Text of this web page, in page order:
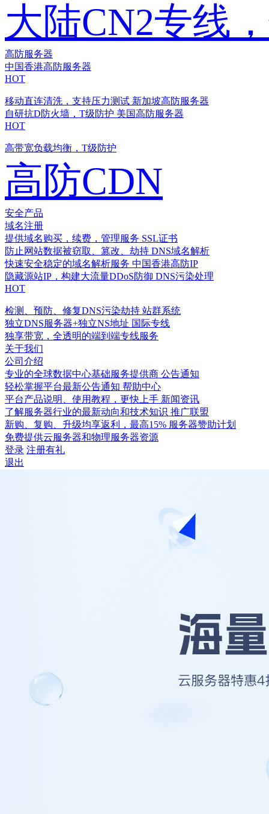
大陆CN2专线
高防服务器
中国香港高防服务器
HOT
移动直连清洗，支持压力测试 新加坡高防服务器
自研抗D防火墙，T级防护 美国高防服务器
HOT
高带宽负载均衡，T级防护
高防CDN
安全产品
域名注册
提供域名购买，续费，管理服务 SSL证书
防止网站数据被窃取、篡改、劫持 DNS域名解析
快速安全稳定的域名解析服务 中国香港高防IP
隐藏源站IP，构建大流量DDoS防御 DNS污染处理
HOT
检测、预防、修复DNS污染劫持 站群系统
独立DNS服务器+独立NS地址 国际专线
独享带宽，全透明的端到端专线服务
关于我们
公司介绍
专业的全球数据中心基础服务提供商 公告通知
轻松掌握平台最新公告通知 帮助中心
平台产品说明、使用教程，更快上手 新闻资讯
了解服务器行业的最新动向和技术知识 推广联盟
新购、复购、升级均享返利，最高15% 服务器赞助计划
免费提供云服务器和物理服务器资源
登录 注册有礼
退出